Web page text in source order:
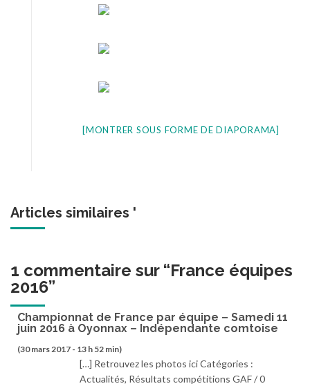
[MONTRER SOUS FORME DE DIAPORAMA]
Articles similaires '
1 commentaire sur “France équipes
2016”
Championnat de France par équipe – Samedi 11
juin 2016 à Oyonnax – Indépendante comtoise
(30 mars 2017 - 13 h 52 min)
[…] Retrouvez les photos ici Catégories :
Actualités, Résultats compétitions GAF / 0